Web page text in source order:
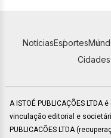
NotíciasEsportes
Cidades
A ISTOÉ PUBLICAÇÕES
vinculação editorial e
PUBLICACÕES LTDA